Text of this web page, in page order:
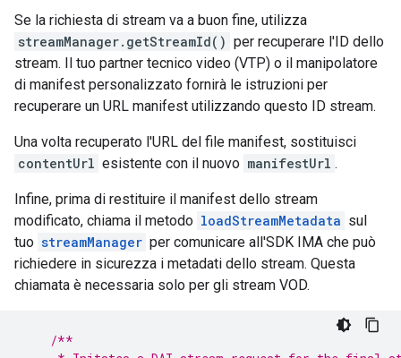
Se la richiesta di stream va a buon fine, utilizza
streamManager.getStreamId() per recuperare l'ID dello
stream. Il tuo partner tecnico video (VTP) o il manipolatore
di manifest personalizzato fornirà le istruzioni per
recuperare un URL manifest utilizzando questo ID stream.
Una volta recuperato l'URL del file manifest, sostituisci
contentUrl esistente con il nuovo manifestUrl .
Infine, prima di restituire il manifest dello stream
modificato, chiama il metodo loadStreamMetadata sul
tuo streamManager per comunicare all'SDK IMA che può
richiedere in sicurezza i metadati dello stream. Questa
chiamata è necessaria solo per gli stream VOD.
/**